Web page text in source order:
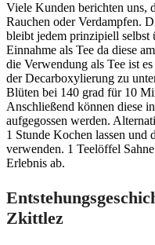
Viele Kunden berichten uns,
Rauchen oder Verdampfen.
bleibt jedem prinzipiell selbst
Einnahme als Tee da diese
die Verwendung als Tee ist
der Decarboxylierung zu
Blüten bei 140 grad für 10
Anschließend können diese
aufgegossen werden.
1 Stunde Kochen lassen und
verwenden. 1 Teelöffel
Erlebnis ab.
Zkittlez